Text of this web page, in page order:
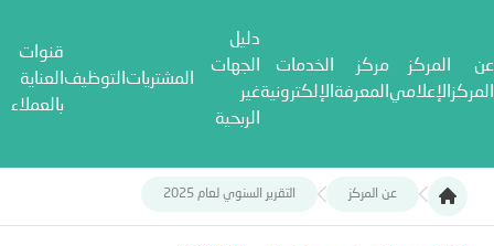
عن
المركز
المركز
الإعلامي
مركز
المعرفة
الخدمات
الإلكترونية
دليل
الجهات
غير
الربحية
المشتريات التوظيف
قنوات
العناية
بالعملاء
عن المركز التقرير السنوي لعام 2025